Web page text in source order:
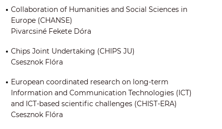
Collaboration of Humanities and Social Sciences in
Europe (CHANSE)
Pivarcsiné Fekete Dóra
Chips Joint Undertaking (CHIPS JU)
Csesznok Flóra
European coordinated research on long-term
Information and Communication Technologies (ICT)
and ICT-based scientific challenges (CHIST-ERA)
Csesznok Flóra